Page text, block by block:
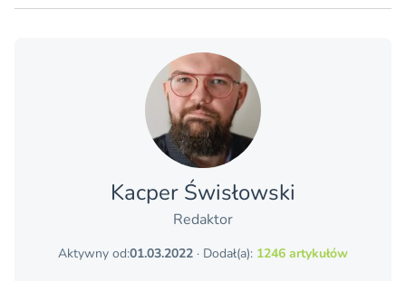
Kacper Świsło­wski
Redaktor
Aktywny od:01.03.2022 · Dodał(a): 1246 artykułów